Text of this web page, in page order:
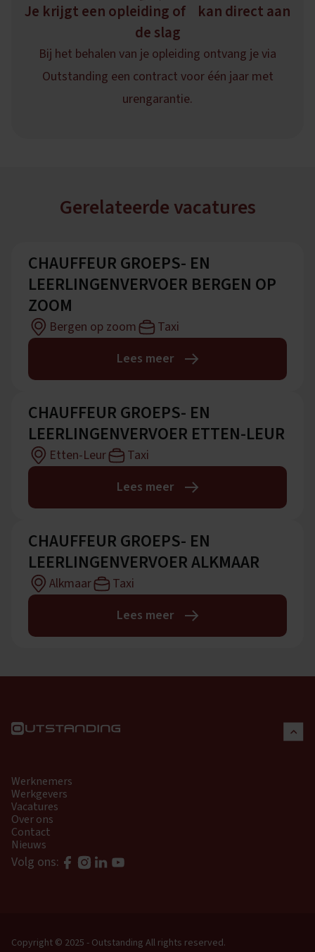
Je krijgt een opleiding of kan direct aan
de slag
Bij het behalen van je opleiding ontvang je via
Outstanding een contract voor één jaar met
urengarantie.
Gerelateerde vacatures
CHAUFFEUR GROEPS- EN
LEERLINGENVERVOER BERGEN OP
ZOOM
Bergen op zoom
Taxi
Lees meer
CHAUFFEUR GROEPS- EN
LEERLINGENVERVOER ETTEN-LEUR
Etten-Leur
Taxi
Lees meer
CHAUFFEUR GROEPS- EN
LEERLINGENVERVOER ALKMAAR
Alkmaar
Taxi
Lees meer
Werknemers
Werkgevers
Vacatures
Over ons
Contact
Nieuws
Volg ons:
Copyright © 2025 - Outstanding All rights reserved.